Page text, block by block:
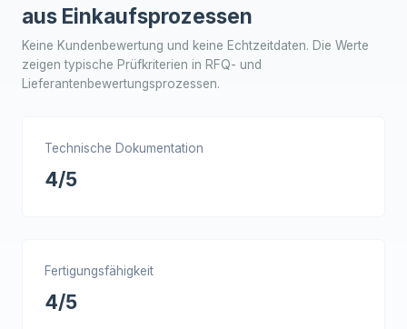
aus Einkaufsprozessen
Keine Kundenbewertung und keine Echtzeitdaten. Die Werte
zeigen typische Prüfkriterien in RFQ- und
Lieferantenbewertungsprozessen.
Technische Dokumentation
4/5
Fertigungsfähigkeit
4/5